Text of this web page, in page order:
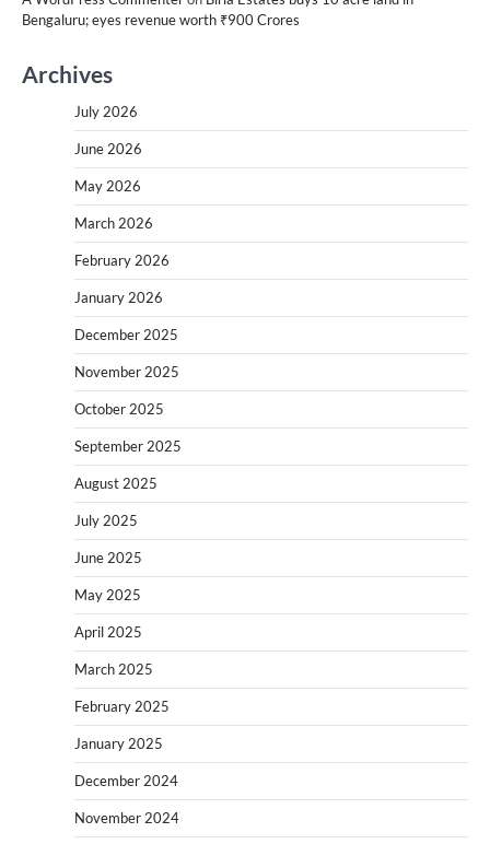
Bengaluru; eyes revenue worth ₹900 Crores
Archives
July 2026
June 2026
May 2026
March 2026
February 2026
January 2026
December 2025
November 2025
October 2025
September 2025
August 2025
July 2025
June 2025
May 2025
April 2025
March 2025
February 2025
January 2025
December 2024
November 2024